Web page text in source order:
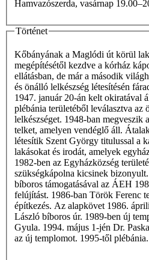
Hamvazószerda, vasárnap
Történet
Kőbányának a Maglódi út körül
megépítésétől kezdve a kórház
ellátásban, de már a második
és önálló lelkészség létesítésén
1947. január 20-án kelt okiratával
plébánia területéből leválasztva az
lelkészséget. 1948-ban megveszik
telket, amelyen vendéglő áll.
létesítik Szent György titulussal a
lakásokat és irodát, amelyek
1982-ben az Egyházközség
szükségkápolna kicsinek
bíboros támogatásával az ÁEH
felújítást. 1986-ban Török Ferenc
építkezés. Az alapkövet 1986.
László bíboros úr. 1989-ben új
Gyula. 1994. május 1-jén Dr.
az új templomot. 1995-től plébánia.